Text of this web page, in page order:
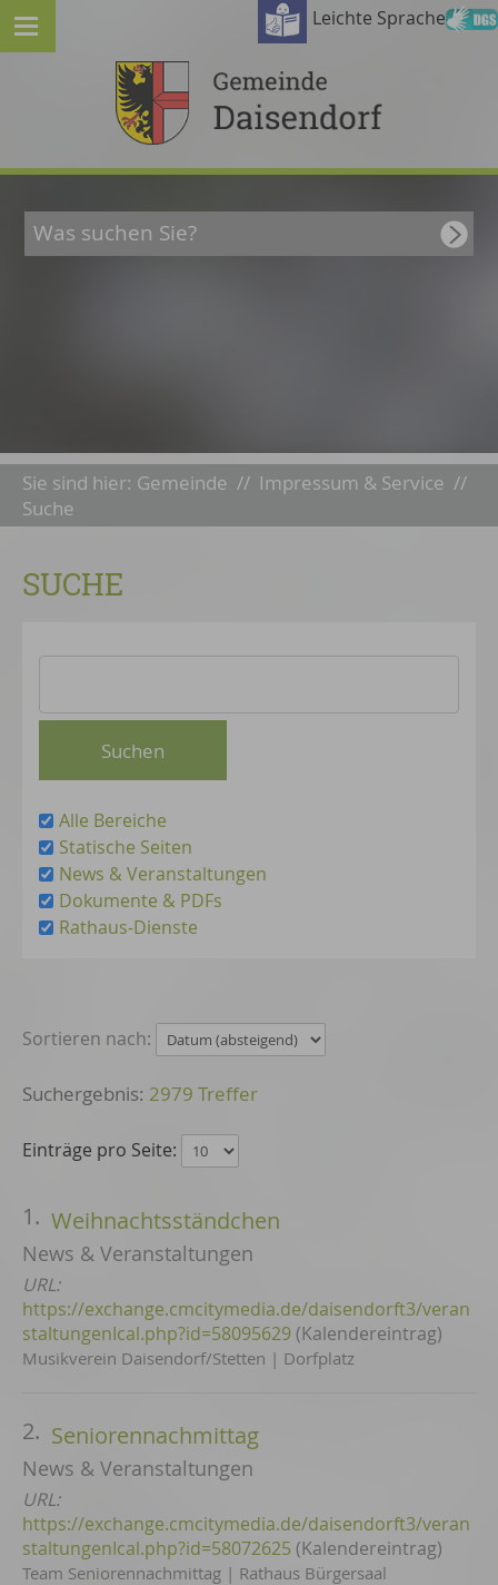
Leichte Sprache
Sie sind hier: Gemeinde // Impressum & Service //
Suche
SUCHE
Alle Bereiche
Statische Seiten
News & Veranstaltungen
Dokumente & PDFs
Rathaus-Dienste
Sortieren nach:
2979 Treffer
Einträge pro Seite:
1. Weihnachtsständchen
News & Veranstaltungen
URL:
https://exchange.cmcitymedia.de/daisendorft3/veran
staltungenIcal.php?id=58095629 (Kalendereintrag)
Musikverein Daisendorf/Stetten | Dorfplatz
2. Seniorennachmittag
News & Veranstaltungen
URL:
https://exchange.cmcitymedia.de/daisendorft3/veran
staltungenIcal.php?id=58072625 (Kalendereintrag)
Team Seniorennachmittag | Rathaus Bürgersaal